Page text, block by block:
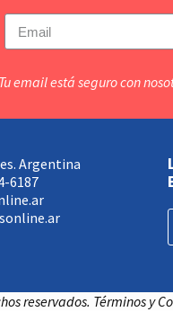
Tu email está seguro con
Argentina
6187
reservados. Términos y